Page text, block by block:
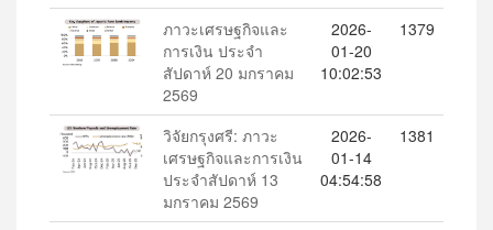
ภาวะเศรษฐกิจและ
การเงิน ประจำ
สัปดาห์ 20 มกราคม
2569
2026-
01-20
10:02:53
1379
วิจัยกรุงศรี: ภาวะ
เศรษฐกิจและการเงิน
ประจำสัปดาห์ 13
มกราคม 2569
2026-
01-14
04:54:58
1381